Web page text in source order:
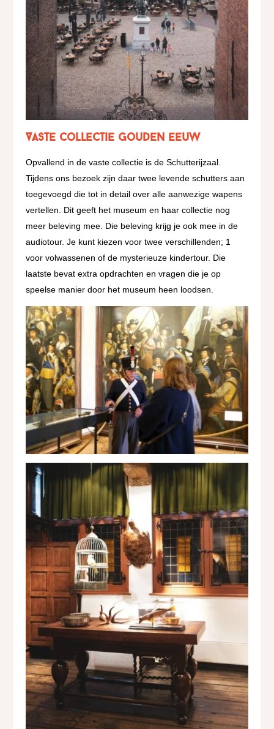
Vaste collectie Gouden Eeuw
Opvallend in de vaste collectie is de Schutterijzaal.
Tijdens ons bezoek zijn daar twee levende schutters aan
toegevoegd die tot in detail over alle aanwezige wapens
vertellen. Dit geeft het museum en haar collectie nog
meer beleving mee. Die beleving krijg je ook mee in de
audiotour. Je kunt kiezen voor twee verschillenden; 1
voor volwassenen of de mysterieuze kindertour. Die
laatste bevat extra opdrachten en vragen die je op
speelse manier door het museum heen loodsen.